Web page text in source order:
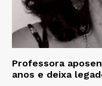
Professora
anos e deixa